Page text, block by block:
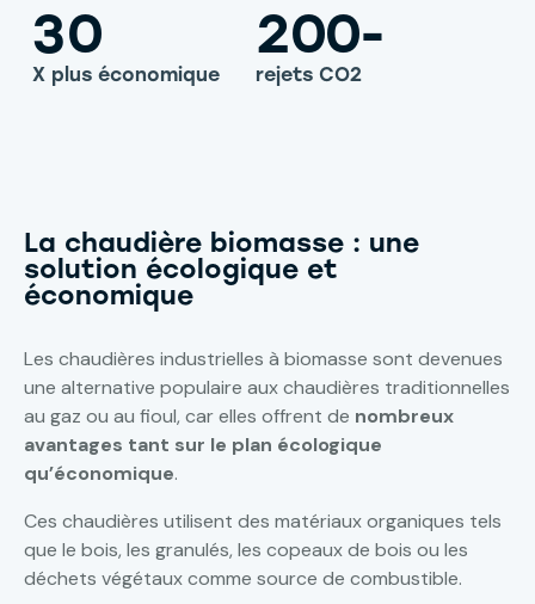
30
X plus économique
200-
rejets CO2
La chaudière biomasse : une
solution écologique et
économique
Les chaudières industrielles à biomasse sont devenues
une alternative populaire aux chaudières traditionnelles
au gaz ou au fioul, car elles offrent de nombreux
avantages tant sur le plan écologique
qu’économique.
Ces chaudières utilisent des matériaux organiques tels
que le bois, les granulés, les copeaux de bois ou les
déchets végétaux comme source de combustible.